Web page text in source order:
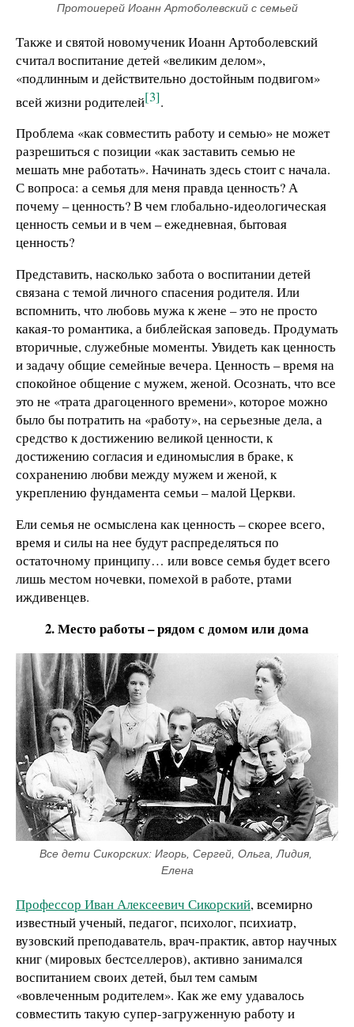
Протоиерей Иоанн Артоболевский с семьей
Также и святой новомученик Иоанн Артоболевский
считал воспитание детей «великим делом»,
«подлинным и действительно достойным подвигом»
всей жизни родителей[3].
Проблема «как совместить работу и семью» не может
разрешиться с позиции «как заставить семью не
мешать мне работать». Начинать здесь стоит с начала.
С вопроса: а семья для меня правда ценность? А
почему – ценность? В чем глобально-идеологическая
ценность семьи и в чем – ежедневная, бытовая
ценность?
Представить, насколько забота о воспитании детей
связана с темой личного спасения родителя. Или
вспомнить, что любовь мужа к жене – это не просто
какая-то романтика, а библейская заповедь. Продумать
вторичные, служебные моменты. Увидеть как ценность
и задачу общие семейные вечера. Ценность – время на
спокойное общение с мужем, женой. Осознать, что все
это не «трата драгоценного времени», которое можно
было бы потратить на «работу», на серьезные дела, а
средство к достижению великой ценности, к
достижению согласия и единомыслия в браке, к
сохранению любви между мужем и женой, к
укреплению фундамента семьи – малой Церкви.
Ели семья не осмыслена как ценность – скорее всего,
время и силы на нее будут распределяться по
остаточному принципу… или вовсе семья будет всего
лишь местом ночевки, помехой в работе, ртами
иждивенцев.
2. Место работы – рядом с домом или дома
Все дети Сикорских: Игорь, Сергей, Ольга, Лидия,
Елена
Профессор Иван Алексеевич Сикорский, всемирно
известный ученый, педагог, психолог, психиатр,
вузовский преподаватель, врач-практик, автор научных
книг (мировых бестселлеров), активно занимался
воспитанием своих детей, был тем самым
«вовлеченным родителем». Как же ему удавалось
совместить такую супер-загруженную работу и